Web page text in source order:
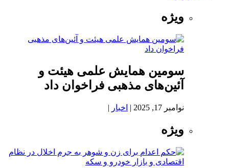
ویژه
سومین همایش علمی هیئت و
آئین‌های مذهبی فراخوان داد
نوامبر 17, 2025 | اخبار |
ویژه